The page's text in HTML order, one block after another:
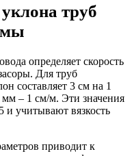
труб
определяет скорость
Для труб
составляет 3 см на 1
– 1 см/м. Эти значения
учитывают вязкость
приводит к